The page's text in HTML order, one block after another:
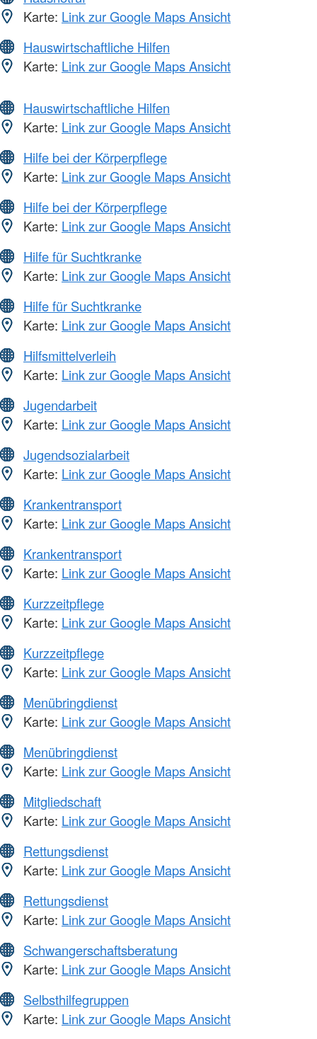
Karte: Link zur Google Maps Ansicht
Hauswirtschaftliche Hilfen
Karte: Link zur Google Maps Ansicht
Hauswirtschaftliche Hilfen
Karte: Link zur Google Maps Ansicht
Hilfe bei der Körperpflege
Karte: Link zur Google Maps Ansicht
Hilfe bei der Körperpflege
Karte: Link zur Google Maps Ansicht
Hilfe für Suchtkranke
Karte: Link zur Google Maps Ansicht
Hilfe für Suchtkranke
Karte: Link zur Google Maps Ansicht
Hilfsmittelverleih
Karte: Link zur Google Maps Ansicht
Jugendarbeit
Karte: Link zur Google Maps Ansicht
Jugendsozialarbeit
Karte: Link zur Google Maps Ansicht
Krankentransport
Karte: Link zur Google Maps Ansicht
Krankentransport
Karte: Link zur Google Maps Ansicht
Kurzzeitpflege
Karte: Link zur Google Maps Ansicht
Kurzzeitpflege
Karte: Link zur Google Maps Ansicht
Menübringdienst
Karte: Link zur Google Maps Ansicht
Menübringdienst
Karte: Link zur Google Maps Ansicht
Mitgliedschaft
Karte: Link zur Google Maps Ansicht
Rettungsdienst
Karte: Link zur Google Maps Ansicht
Rettungsdienst
Karte: Link zur Google Maps Ansicht
Schwangerschaftsberatung
Karte: Link zur Google Maps Ansicht
Selbsthilfegruppen
Karte: Link zur Google Maps Ansicht